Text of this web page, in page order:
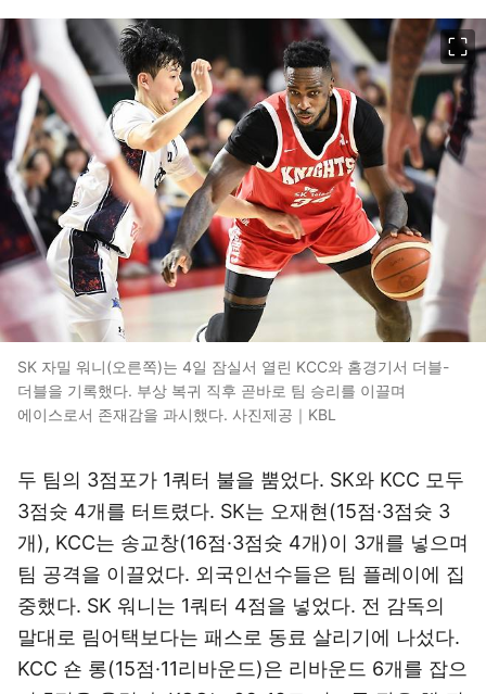
SK 자밀 워니(오른쪽)는 4일 잠실서 열린 KCC와 홈경기서 더블-
더블을 기록했다. 부상 복귀 직후 곧바로 팀 승리를 이끌며
에이스로서 존재감을 과시했다. 사진제공｜KBL
두 팀의 3점포가 1쿼터 불을 뿜었다. SK와 KCC 모두
3점슛 4개를 터트렸다. SK는 오재현(15점·3점슛 3
개), KCC는 송교창(16점·3점슛 4개)이 3개를 넣으며
팀 공격을 이끌었다. 외국인선수들은 팀 플레이에 집
중했다. SK 워니는 1쿼터 4점을 넣었다. 전 감독의
말대로 림어택보다는 패스로 동료 살리기에 나섰다.
KCC 숀 롱(15점·11리바운드)은 리바운드 6개를 잡으